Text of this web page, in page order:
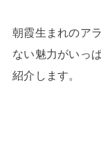
朝霞生まれのア
ない魅力がいっ
紹介します。